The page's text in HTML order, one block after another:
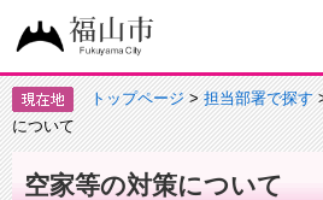
トップページ>担当部署で探す
について
空家等の対策について